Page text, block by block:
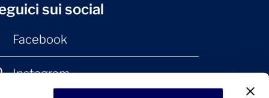
sui social
Facebook
Instagram